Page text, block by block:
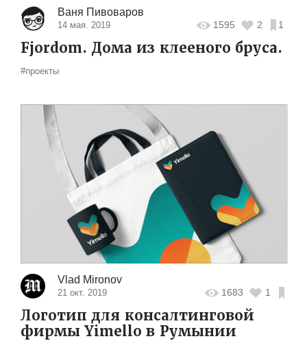
Ваня Пивоваров
14 мая. 2019 1595 2 1
Fjordom. Дома из клееного бруса.
#проекты
Vlad Mironov
21 окт. 2019 1683 1
Логотип для консалтинговой
фирмы Yimello в Румынии